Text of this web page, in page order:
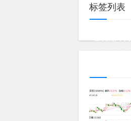
标签列表